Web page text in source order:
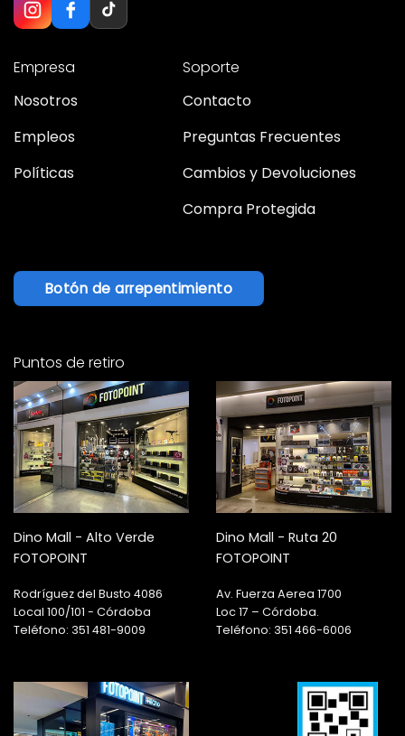
Empresa
Nosotros
Empleos
Políticas
Soporte
Contacto
Preguntas Frecuentes
Cambios y Devoluciones
Compra Protegida
Botón de arrepentimiento
Puntos de retiro
Dino Mall - Alto Verde
FOTOPOINT
Rodríguez del Busto 4086
Local 100/101 - Córdoba
Teléfono: 351 481-9009
Dino Mall - Ruta 20
FOTOPOINT
Av. Fuerza Aerea 1700
Loc 17 – Córdoba.
Teléfono: 351 466-6006